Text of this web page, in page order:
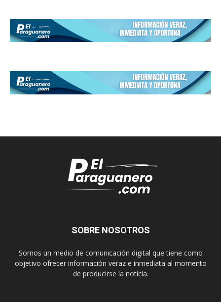
SOBRE NOSOTROS
Somos un medio de comunicación digital que tiene como
objetivo ofrecer información veraz e inmediata al momento
de producirse la noticia.